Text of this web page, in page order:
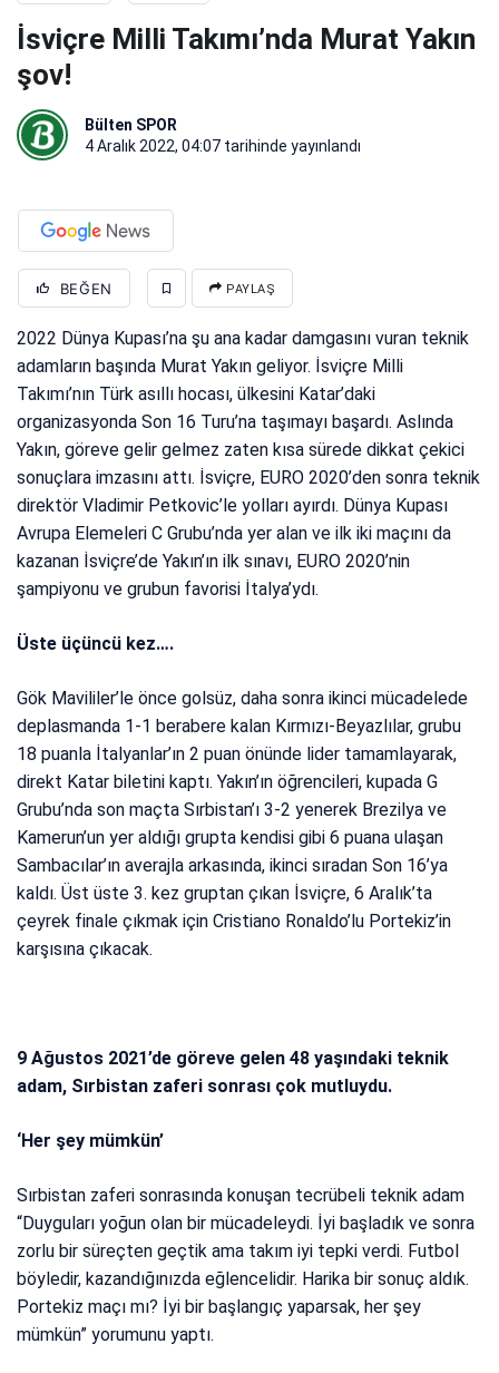
İsviçre Milli Takımı’nda Murat Yakın
şov!
Bülten SPOR
4 Aralık 2022, 04:07 tarihinde yayınlandı
BEĞEN PAYLAŞ
2022 Dünya Kupası’na şu ana kadar damgasını vuran teknik
adamların başında Murat Yakın geliyor. İsviçre Milli
Takımı’nın Türk asıllı hocası, ülkesini Katar’daki
organizasyonda Son 16 Turu’na taşımayı başardı. Aslında
Yakın, göreve gelir gelmez zaten kısa sürede dikkat çekici
sonuçlara imzasını attı. İsviçre, EURO 2020’den sonra teknik
direktör Vladimir Petkovic’le yolları ayırdı. Dünya Kupası
Avrupa Elemeleri C Grubu’nda yer alan ve ilk iki maçını da
kazanan İsviçre’de Yakın’ın ilk sınavı, EURO 2020’nin
şampiyonu ve grubun favorisi İtalya’ydı.
Üste üçüncü kez….
Gök Mavililer’le önce golsüz, daha sonra ikinci mücadelede
deplasmanda 1-1 berabere kalan Kırmızı-Beyazlılar, grubu
18 puanla İtalyanlar’ın 2 puan önünde lider tamamlayarak,
direkt Katar biletini kaptı. Yakın’ın öğrencileri, kupada G
Grubu’nda son maçta Sırbistan’ı 3-2 yenerek Brezilya ve
Kamerun’un yer aldığı grupta kendisi gibi 6 puana ulaşan
Sambacılar’ın averajla arkasında, ikinci sıradan Son 16’ya
kaldı. Üst üste 3. kez gruptan çıkan İsviçre, 6 Aralık’ta
çeyrek finale çıkmak için Cristiano Ronaldo’lu Portekiz’in
karşısına çıkacak.
9 Ağustos 2021’de göreve gelen 48 yaşındaki teknik
adam, Sırbistan zaferi sonrası çok mutluydu.
‘Her şey mümkün’
Sırbistan zaferi sonrasında konuşan tecrübeli teknik adam
“Duyguları yoğun olan bir mücadeleydi. İyi başladık ve sonra
zorlu bir süreçten geçtik ama takım iyi tepki verdi. Futbol
böyledir, kazandığınızda eğlencelidir. Harika bir sonuç aldık.
Portekiz maçı mı? İyi bir başlangıç yaparsak, her şey
mümkün” yorumunu yaptı.